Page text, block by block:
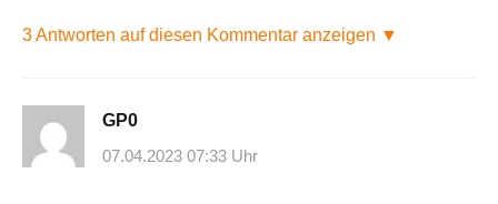
3 Antworten auf diesen Kommentar anzeigen ▼
GP0
07.04.2023 07:33 Uhr